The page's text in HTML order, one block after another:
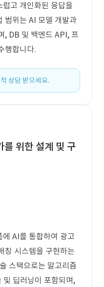
고 개인화된 응답을
범위는 AI 모델 개발과
, DB 및 백엔드 API, 프
행합니다.
상담 받으세요.
를 위한 설계 및 구
AI를 통합하여 광고
칭 시스템을 구현하는
스택으로는 알고리즘
및 딥러닝이 포함되며,